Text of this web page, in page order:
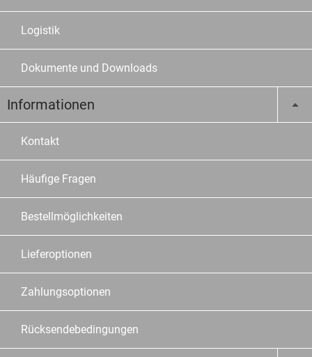
Logistik
Dokumente und Downloads
Informationen
Kontakt
Häufige Fragen
Bestellmöglichkeiten
Lieferoptionen
Zahlungsoptionen
Rücksendebedingungen